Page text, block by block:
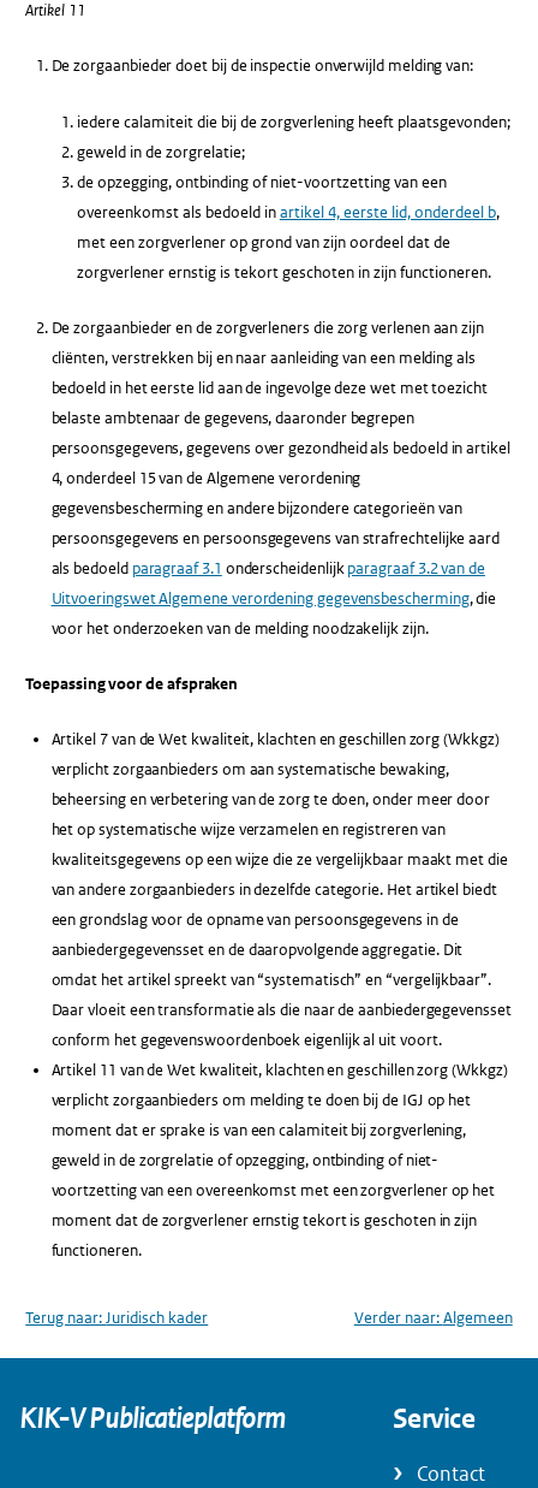
Artikel 11
De zorgaanbieder doet bij de inspectie onverwijld melding van:
iedere calamiteit die bij de zorgverlening heeft plaatsgevonden;
geweld in de zorgrelatie;
de opzegging, ontbinding of niet-voortzetting van een
overeenkomst als bedoeld inartikel 4, eerste lid, onderdeel b,
met een zorgverlener op grond van zijn oordeel dat de
zorgverlener ernstig is tekort geschoten in zijn functioneren.
De zorgaanbieder en de zorgverleners die zorg verlenen aan zijn
cliënten, verstrekken bij en naar aanleiding van een melding als
bedoeld in het eerste lid aan de ingevolge deze wet met toezicht
belaste ambtenaar de gegevens, daaronder begrepen
persoonsgegevens, gegevens over gezondheid als bedoeld in artikel
4, onderdeel 15 van de Algemene verordening
gegevensbescherming en andere bijzondere categorieën van
persoonsgegevens en persoonsgegevens van strafrechtelijke aard
als bedoeld paragraaf 3.1 onderscheidenlijkparagraaf 3.2 van de
Uitvoeringswet Algemene verordening gegevensbescherming, die
voor het onderzoeken van de melding noodzakelijk zijn.
Toepassing voor de afspraken
Artikel 7 van de Wet kwaliteit, klachten en geschillen zorg (Wkkgz)
verplicht zorgaanbieders om aan systematische bewaking,
beheersing en verbetering van de zorg te doen, onder meer door
het op systematische wijze verzamelen en registreren van
kwaliteitsgegevens op een wijze die ze vergelijkbaar maakt met die
van andere zorgaanbieders in dezelfde categorie. Het artikel biedt
een grondslag voor de opname van persoonsgegevens in de
aanbiedergegevensset en de daaropvolgende aggregatie. Dit
omdat het artikel spreekt van “systematisch” en “vergelijkbaar”.
Daar vloeit een transformatie als die naar de aanbiedergegevensset
conform het gegevenswoordenboek eigenlijk al uit voort.
Artikel 11 van de Wet kwaliteit, klachten en geschillen zorg (Wkkgz)
verplicht zorgaanbieders om melding te doen bij de IGJ op het
moment dat er sprake is van een calamiteit bij zorgverlening,
geweld in de zorgrelatie of opzegging, ontbinding of niet-
voortzetting van een overeenkomst met een zorgverlener op het
moment dat de zorgverlener ernstig tekort is geschoten in zijn
functioneren.
Terug naar:Juridisch kader Verder naar:Algemeen
KIK-V Publicatieplatform Service
Contact